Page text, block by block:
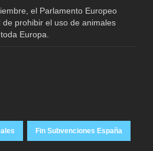
el Parlamento Europeo
prohibir el uso de animales
Europa.
Fin Subvenciones España